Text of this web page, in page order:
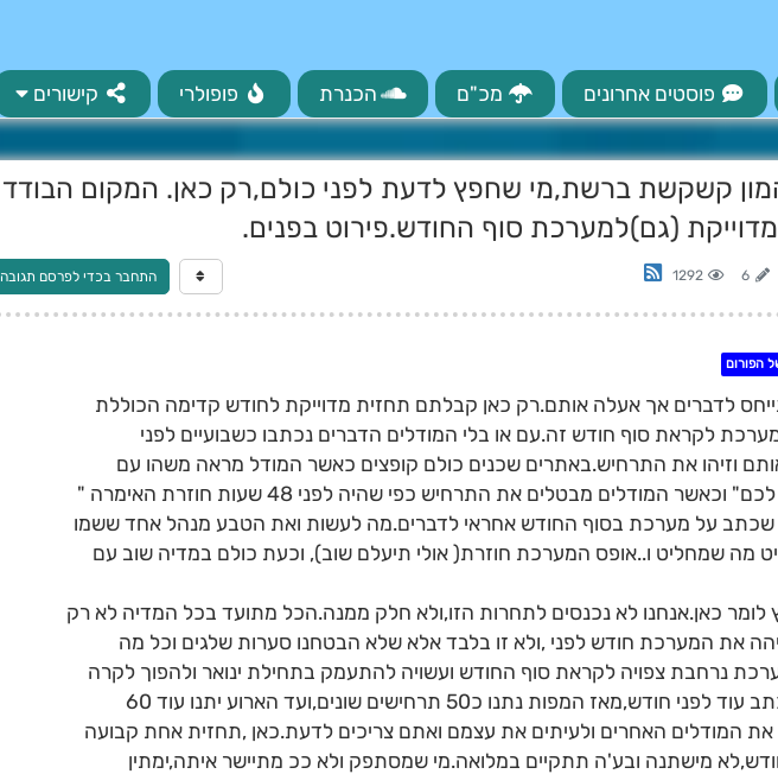
פוסטים אחרונים מכ"ם הכנרת פופולרי קישורים
קשקשת ברשת,מי שחפץ לדעת לפני כולם,רק כאן. המקום הבודד
(גם)למערכת סוף החודש.פירוט בפנים.
6
1292 התחבר בכדי לפרסם תגובה
הפורום
לדברים אך אעלה אותם.רק כאן קבלתם תחזית מדוייקת לחודש קדימה הכוללת
לקראת סוף חודש זה.עם או בלי המודלים הדברים נכתבו כשבועיים לפני
וזיהו את התרחיש.באתרים שכנים כולם קופצים כאשר המודל מראה משהו עם
האימרה" אמרנו לכם" וכאשר המודלים מבטלים את התרחיש כפי שהיה לפני 48 שעות חוזרת האימרה "
שכתב על מערכת בסוף החודש אחראי לדברים.מה לעשות ואת הטבע מנהל אחד ששמו
מה שמחליט ו..אופס המערכת חוזרת( אולי תיעלם שוב), וכעת כולם במדיה שוב עם
לומר כאן.אנחנו לא נכנסים לתחרות הזו,ולא חלק ממנה.הכל מתועד בכל המדיה לא רק
את המערכת חודש לפני ,ולא זו בלבד אלא שלא הבטחנו סערות שלגים וכל מה
נרחבת צפויה לקראת סוף החודש ועשויה להתעמק בתחילת ינואר ולהפוך לקרה
יותר.סה מה שנכתב עוד לפני חודש,מאז המפות נתנו כ50 תרחישים שונים,ועד הארוע יתנו עוד 60
את המודלים האחרים ולעיתים את עצמם ואתם צריכים לדעת.כאן ,תחזית אחת קבועה
מישתנה ובע'ה תתקיים במלואה.מי שמסתפק ולא ככ מתיישר איתה,ימתין